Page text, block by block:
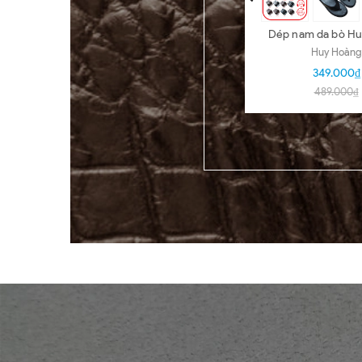
Dép nam da bò
nhiều loại
HD7140-51
Huy Hoàng
349.000₫
489.000₫